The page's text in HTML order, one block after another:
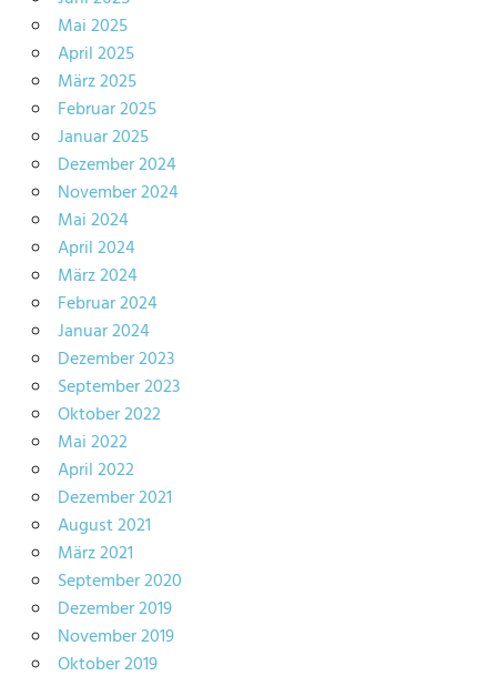
Mai 2025
April 2025
März 2025
Februar 2025
Januar 2025
Dezember 2024
November 2024
Mai 2024
April 2024
März 2024
Februar 2024
Januar 2024
Dezember 2023
September 2023
Oktober 2022
Mai 2022
April 2022
Dezember 2021
August 2021
März 2021
September 2020
Dezember 2019
November 2019
Oktober 2019